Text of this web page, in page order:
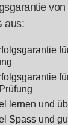
von
aus:
lernen und
Spass und